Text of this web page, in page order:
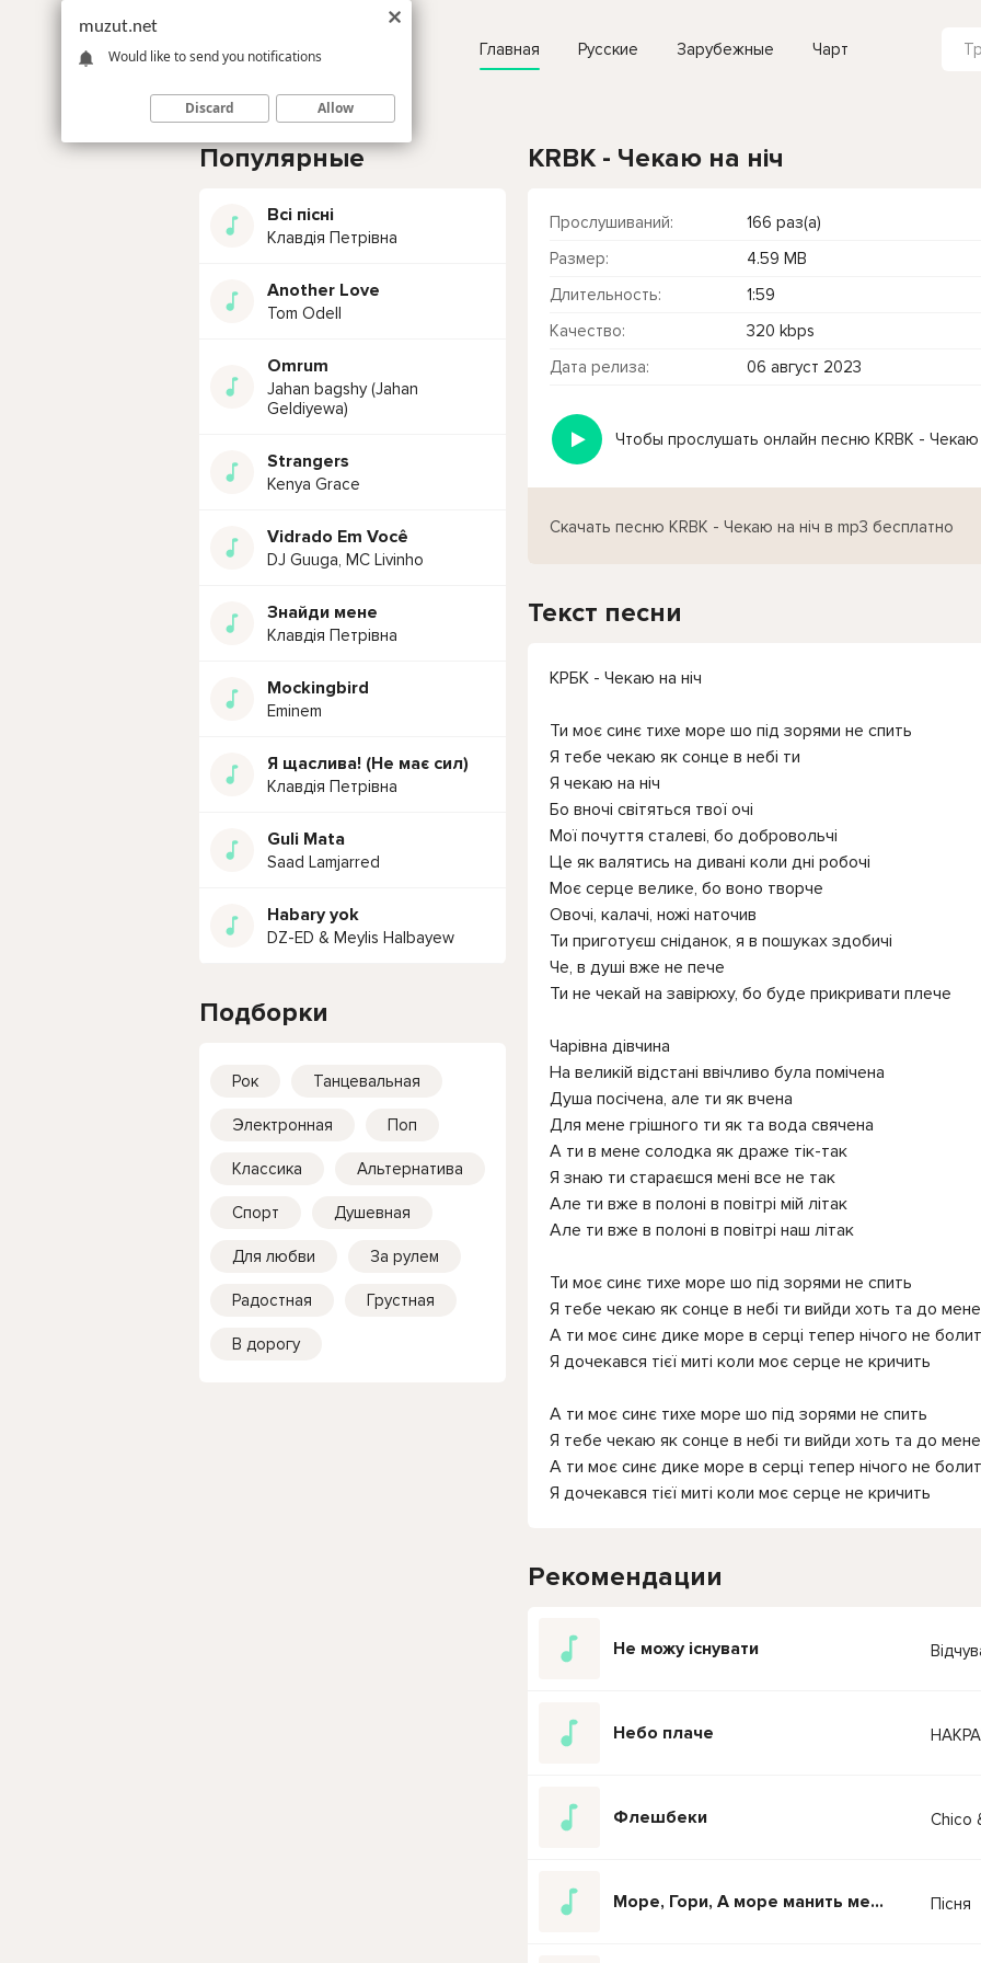
Главная Русские Зарубежные Чарт
Популярные
Всі пісні
Клавдія Петрівна
Another Love
Tom Odell
Omrum
Jahan bagshy (Jahan
Geldiyewa)
Strangers
Kenya Grace
Vidrado Em Você
DJ Guuga, MC Livinho
Знайди мене
Клавдія Петрівна
Mockingbird
Eminem
Я щаслива! (Не має сил)
Клавдія Петрівна
Guli Mata
Saad Lamjarred
Habary yok
DZ-ED & Meylis Halbayew
Подборки
Рок Танцевальная
Электронная Поп
Классика Альтернатива
Спорт Душевная
Для любви За рулем
Радостная Грустная
В дорогу
KRBK - Чекаю на ніч
Прослушиваний:
166 раз(а)
Размер:
4.59 MB
Длительность:
1:59
Качество:
320 kbps
Дата релиза:
06 август 2023
Скачать песню KRBK - Чекаю на ніч в mp3 бесплатно
Текст песни
КРБК - Чекаю на ніч
Ти моє синє тихе море шо під зорями не спить
Я тебе чекаю як сонце в небі ти
Я чекаю на ніч
Бо вночі світяться твої очі
Мої почуття сталеві, бо добровольчі
Це як валятись на дивані коли дні робочі
Моє серце велике, бо воно творче
Овочі, калачі, ножі наточив
Ти приготуєш сніданок, я в пошуках здобичі
Че, в душі вже не пече
Ти не чекай на завірюху, бо буде прикривати плече
Чарівна дівчина
На великій відстані ввічливо була помічена
Душа посічена, але ти як вчена
Для мене грішного ти як та вода свячена
А ти в мене солодка як драже тік-так
Я знаю ти стараєшся мені все не так
Але ти вже в полоні в повітрі мій літак
Але ти вже в полоні в повітрі наш літак
Ти моє синє тихе море шо під зорями не спить
Я тебе чекаю як сонце в небі ти вийди хоть та до
А ти моє синє дике море в серці тепер нічого не
Я дочекався тієї миті коли моє серце не кричить
А ти моє синє тихе море шо під зорями не спить
Я тебе чекаю як сонце в небі ти вийди хоть та до
А ти моє синє дике море в серці тепер нічого не
Я дочекався тієї миті коли моє серце не кричить
Рекомендации
Не можу існувати
Небо плаче
Флешбеки Chico
Море, Гори, А море манить мене Пісня
muzut.net
Would like to send you notifications
Discard Allow